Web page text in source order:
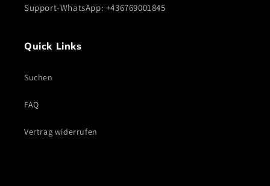
Support-WhatsApp: +436769001845
Quick Links
Suchen
FAQ
Vertrag widerrufen